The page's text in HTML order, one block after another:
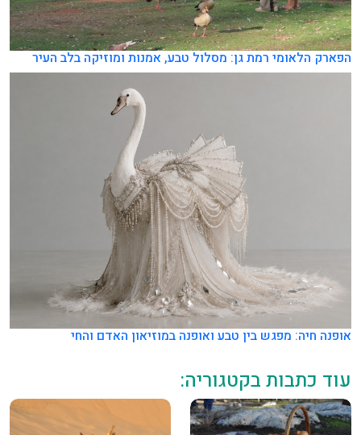
הפארק הלאומי רמת גן: מסלול טבע, אמנות ומוזיקה בלב העיר
אופנה חיה: מפגש בין טבע ואופנה במוזיאון האדם והחי
עוד כתבות בקטגוריה: